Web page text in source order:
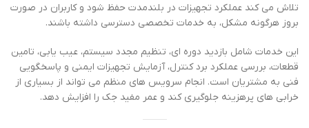
تلاش می کند عملکرد تجهیزات در بلندمدت حفظ شود و کاربران در صورت
بروز هرگونه مشکل، به خدمات تخصصی دسترسی داشته باشند.
این خدمات شامل بازدید دوره ای، تنظیم مجدد سیستم، عیب یابی، تامین
قطعات، بررسی عملکرد برد کنترل، آزمایش تجهیزات ایمنی و پاسخگویی
فنی به مشتریان است. انجام سرویس های منظم می تواند از بسیاری از
خرابی های پرهزینه جلوگیری کند و عمر مفید جک را افزایش دهد.